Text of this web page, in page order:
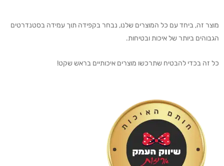
מוצר זה, ביחד עם כל המוצרים שלנו, נבחר בקפידה תוך עמידה בסטנדרטים
הגבוהים ביותר של איכות ובטיחות.
כל זה בכדי להבטיח שתרכשו מוצרים איכותיים בראש שקט!